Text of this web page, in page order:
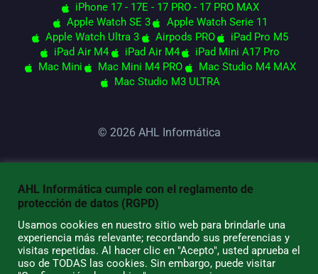
iPhone 17 - 17E - 17 PRO - 17 PRO MAX
Apple Watch SE 3
Apple Watch Serie 11
Apple Watch Ultra 3
Airpods PRO
iPad Pro M5
iPad Air M4
iPad Air M4
iPad Mini A17 Pro
Mac Mini
Mac Mini M4 PRO
Mac Studio M4 MAX
Mac Studio M3 ULTRA
© 2026 AHL Informática
AHL Informática cumple con el reglamento de
protección de datos (RGPD)
Usamos cookies en nuestro sitio web para brindarle una
experiencia más relevante; recordando sus preferencias y
visitas repetidas. Al hacer clic en "Acepto", usted aprueba el
uso de TODAS las cookies. Sin embargo, puede visitar